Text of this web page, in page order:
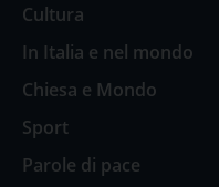
Cultura
In Italia e nel mondo
Chiesa e Mondo
Sport
Parole di pace